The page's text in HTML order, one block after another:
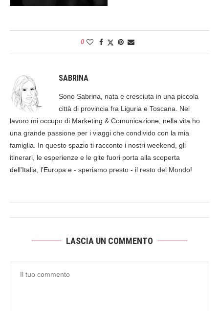
0
SABRINA
Sono Sabrina, nata e cresciuta in una piccola
città di provincia fra Liguria e Toscana. Nel
lavoro mi occupo di Marketing & Comunicazione, nella vita ho
una grande passione per i viaggi che condivido con la mia
famiglia. In questo spazio ti racconto i nostri weekend, gli
itinerari, le esperienze e le gite fuori porta alla scoperta
dell'Italia, l'Europa e - speriamo presto - il resto del Mondo!
LASCIA UN COMMENTO